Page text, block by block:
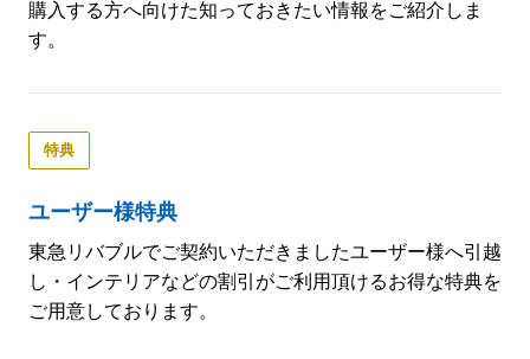
購入する方へ向けた知っておきたい情報をご紹介しま
す。
特典
ユーザー様特典
東急リバブルでご契約いただきましたユーザー様へ引越
し・インテリアなどの割引がご利用頂けるお得な特典を
ご用意しております。